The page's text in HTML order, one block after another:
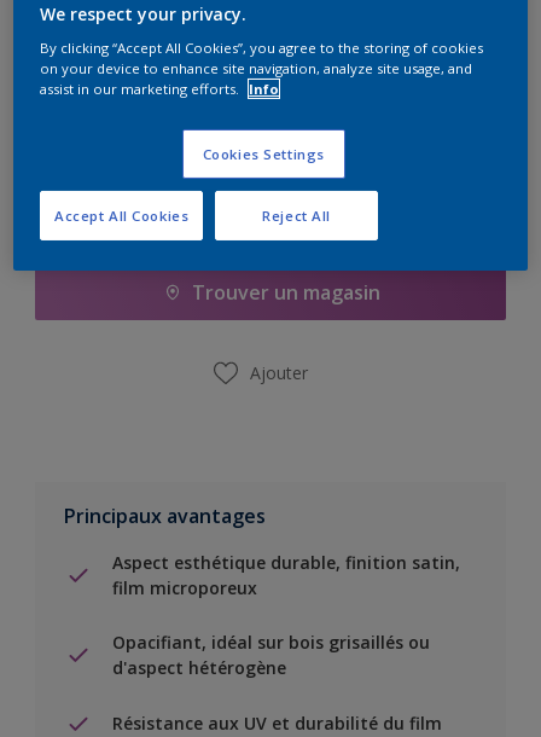
Quantité Calculateur de peinture
Calculer
Ajouter à la liste d’achats
Trouver un magasin
Ajouter
Principaux avantages
Aspect esthétique durable, finition satin,
film microporeux
Opacifiant, idéal sur bois grisaillés ou
d'aspect hétérogène
Résistance aux UV et durabilité du film
We respect your privacy.
By clicking “Accept All Cookies”, you agree to the storing of cookies
on your device to enhance site navigation, analyze site usage, and
assist in our marketing efforts.
Info
Cookies Settings
Reject All
Accept All Cookies